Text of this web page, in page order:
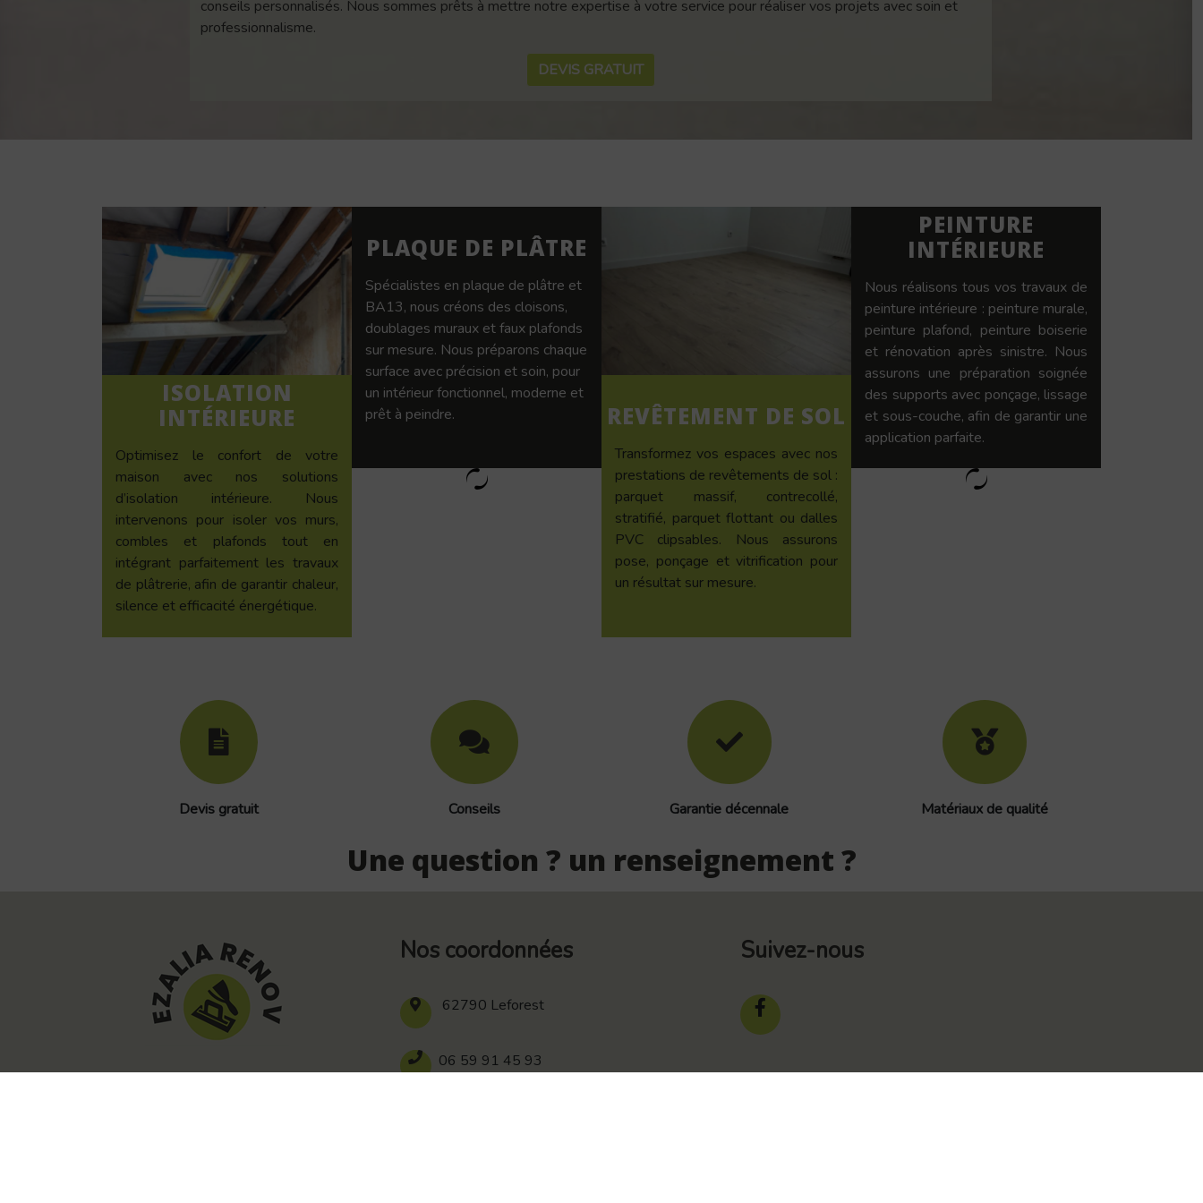
conseils personnalisés. Nous sommes prêts à mettre notre expertise à votre service pour réaliser vos projets avec soin et
professionnalisme.
DEVIS GRATUIT
ISOLATION
INTÉRIEURE
Optimisez le confort de votre
maison avec nos solutions
d’isolation intérieure. Nous
intervenons pour isoler vos murs,
combles et plafonds tout en
intégrant parfaitement les travaux
de plâtrerie, afin de garantir chaleur,
silence et efficacité énergétique.
PLAQUE DE PLÂTRE
Spécialistes en plaque de plâtre et
BA13, nous créons des cloisons,
doublages muraux et faux plafonds
sur mesure. Nous préparons chaque
surface avec précision et soin, pour
un intérieur fonctionnel, moderne et
prêt à peindre.
REVÊTEMENT DE SOL
Transformez vos espaces avec nos
prestations de revêtements de sol :
parquet massif, contrecollé,
stratifié, parquet flottant ou dalles
PVC clipsables. Nous assurons
pose, ponçage et vitrification pour
un résultat sur mesure.
PEINTURE
INTÉRIEURE
Nous réalisons tous vos travaux de
peinture intérieure : peinture murale,
peinture plafond, peinture boiserie
et rénovation après sinistre. Nous
assurons une préparation soignée
des supports avec ponçage, lissage
et sous-couche, afin de garantir une
application parfaite.
Devis gratuit Conseils Garantie décennale Matériaux de qualité
Une question ? un renseignement ?
Nos coordonnées
62790 Leforest
06 59 91 45 93
Suivez-nous